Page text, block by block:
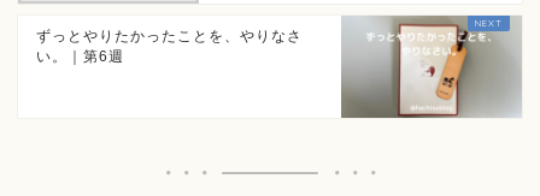
ずっとやりたかったことを、やりなさ
い。｜第6週